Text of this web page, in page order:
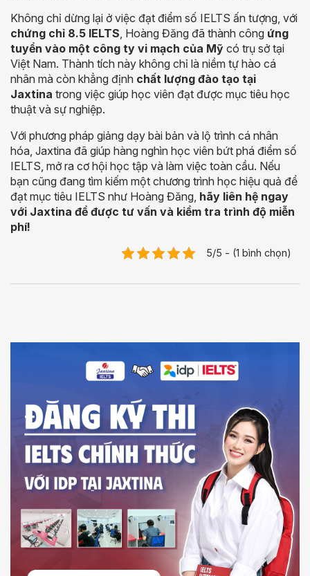
Không chỉ dừng lại ở việc đạt điểm số IELTS ấn tượng, với
chứng chỉ 8.5 IELTS, Hoàng Đăng đã thành công ứng
tuyển vào một công ty vi mạch của Mỹ có trụ sở tại
Việt Nam. Thành tích này không chỉ là niềm tự hào cá
nhân mà còn khẳng định chất lượng đào tạo tại
Jaxtina trong việc giúp học viên đạt được mục tiêu học
thuật và sự nghiệp.
Với phương pháp giảng dạy bài bản và lộ trình cá nhân
hóa, Jaxtina đã giúp hàng nghìn học viên bứt phá điểm số
IELTS, mở ra cơ hội học tập và làm việc toàn cầu. Nếu
bạn cũng đang tìm kiếm một chương trình học hiệu quả để
đạt mục tiêu IELTS như Hoàng Đăng, hãy liên hệ ngay
với Jaxtina để được tư vấn và kiểm tra trình độ miễn
phí!
5/5 - (1 bình chọn)